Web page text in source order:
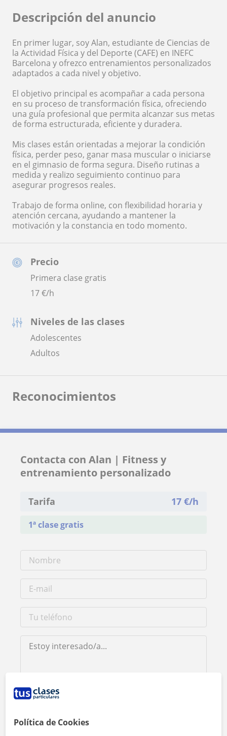
Precio
Primera clase gratis
17€/h
Niveles de las clases
Adolescentes
Adultos
Descripción del anuncio
En primer lugar, soy Alan, estudiante de Ciencias de
la Actividad Física y del Deporte (CAFE) en INEFC
Barcelona y ofrezco entrenamientos personalizados
adaptados a cada nivel y objetivo.
El objetivo principal es acompañar a cada persona
en su proceso de transformación física, ofreciendo
una guía profesional que permita alcanzar sus metas
de forma estructurada, eficiente y duradera.
Mis clases están orientadas a mejorar la condición
física, perder peso, ganar masa muscular o iniciarse
en el gimnasio de forma segura. Diseño rutinas a
medida y realizo seguimiento continuo para
asegurar progresos reales.
Trabajo de forma online, con flexibilidad horaria y
atención cercana, ayudando a mantener la
motivación y la constancia en todo momento.
Reconocimientos
Contacta con Alan | Fitness y
entrenamiento personalizado
Tarifa 17 €/h
1ª clase gratis
Al hacer clic, aceptas nuestro
Política de Cookies